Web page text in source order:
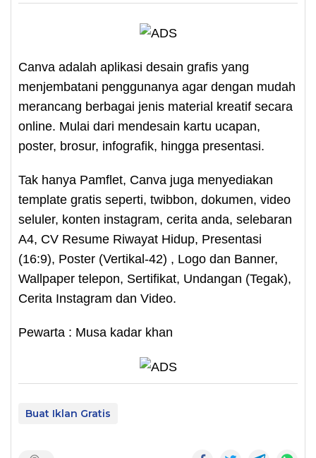
Canva adalah aplikasi desain grafis yang
menjembatani penggunanya agar dengan mudah
merancang berbagai jenis material kreatif secara
online. Mulai dari mendesain kartu ucapan,
poster, brosur, infografik, hingga presentasi.
Tak hanya Pamflet, Canva juga menyediakan
template gratis seperti, twibbon, dokumen, video
seluler, konten instagram, cerita anda, selebaran
A4, CV Resume Riwayat Hidup, Presentasi
(16:9), Poster (Vertikal-42) , Logo dan Banner,
Wallpaper telepon, Sertifikat, Undangan (Tegak),
Cerita Instagram dan Video.
Pewarta : Musa kadar khan
Buat Iklan Gratis